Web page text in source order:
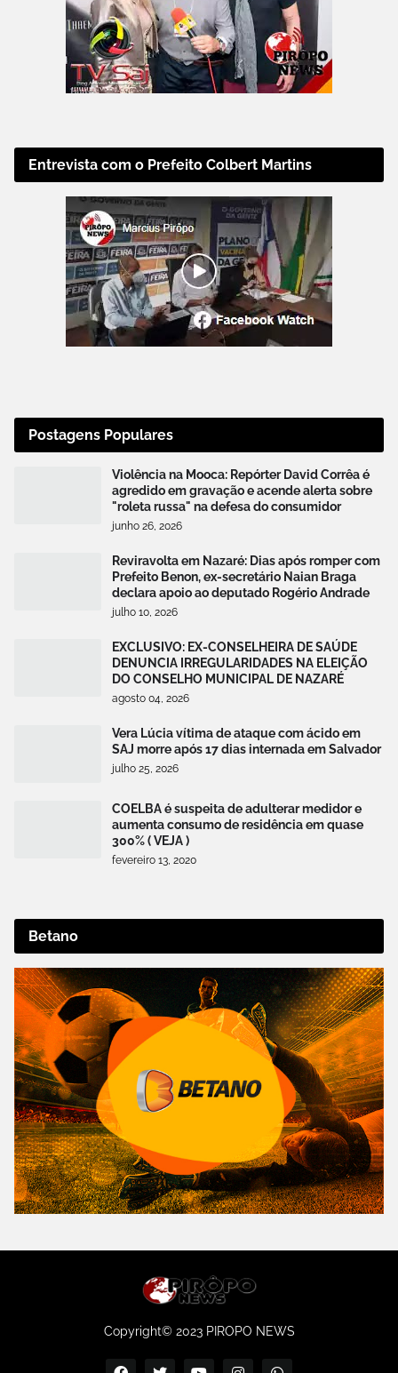
Entrevista com o Prefeito Colbert Martins
Postagens Populares
Violência na Mooca: Repórter David Corrêa é
agredido em gravação e acende alerta sobre
"roleta russa" na defesa do consumidor
junho 26, 2026
Reviravolta em Nazaré: Dias após romper com
Prefeito Benon, ex-secretário Naian Braga
declara apoio ao deputado Rogério Andrade
julho 10, 2026
EXCLUSIVO: EX-CONSELHEIRA DE SAÚDE
DENUNCIA IRREGULARIDADES NA ELEIÇÃO
DO CONSELHO MUNICIPAL DE NAZARÉ
agosto 04, 2026
Vera Lúcia vítima de ataque com ácido em
SAJ morre após 17 dias internada em Salvador
julho 25, 2026
COELBA é suspeita de adulterar medidor e
aumenta consumo de residência em quase
300% ( VEJA )
fevereiro 13, 2020
Betano
Copyright© 2023 PIROPO NEWS